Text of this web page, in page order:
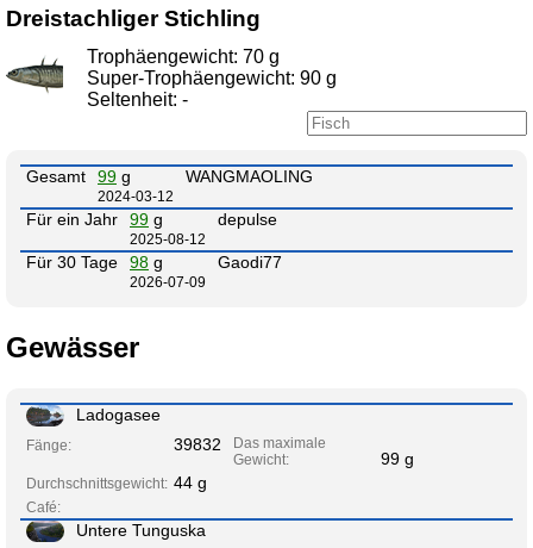
Dreistachliger Stichling
Trophäengewicht: 70 g
Super-Trophäengewicht: 90 g
Seltenheit: -
Gesamt 99 g
2024-03-12
WANGMAOLING
Für ein Jahr 99 g
2025-08-12
depulse
Für 30 Tage 98 g
2026-07-09
Gaodi77
Gewässer
Ladogasee
Fänge: 39832
Das maximale
Gewicht:
99 g
Durchschnittsgewicht: 44 g
Café:
Untere Tunguska